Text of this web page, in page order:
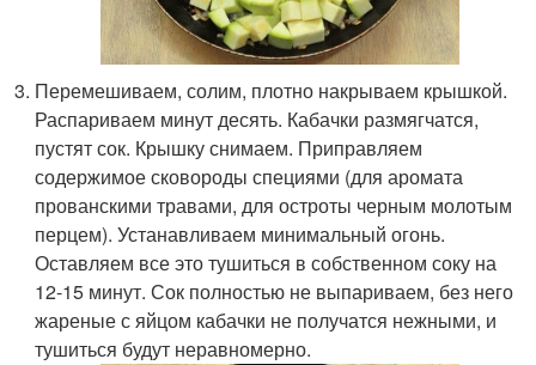
Перемешиваем, солим, плотно накрываем крышкой.
Распариваем минут десять. Кабачки размягчатся,
пустят сок. Крышку снимаем. Приправляем
содержимое сковороды специями (для аромата
прованскими травами, для остроты черным молотым
перцем). Устанавливаем минимальный огонь.
Оставляем все это тушиться в собственном соку на
12-15 минут. Сок полностью не выпариваем, без него
жареные с яйцом кабачки не получатся нежными, и
тушиться будут неравномерно.